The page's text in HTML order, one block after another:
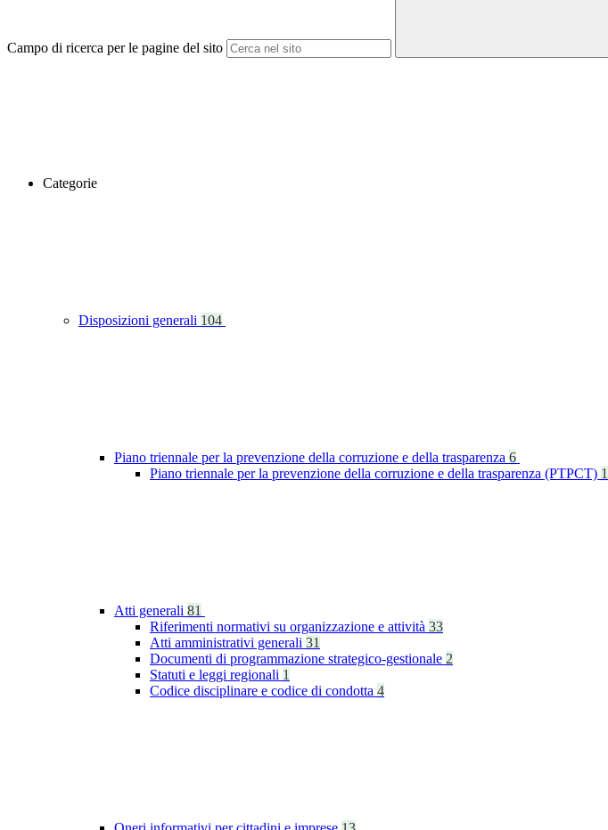
Campo di ricerca per le pagine del sito
Categorie
Disposizioni generali 104
Piano triennale per la prevenzione della corruzione e della trasparenza 6
Piano triennale per la prevenzione della corruzione e della trasparenza (PTPCT) 1
Atti generali 81
Riferimenti normativi su organizzazione e attività 33
Atti amministrativi generali 31
Documenti di programmazione strategico-gestionale 2
Statuti e leggi regionali 1
Codice disciplinare e codice di condotta 4